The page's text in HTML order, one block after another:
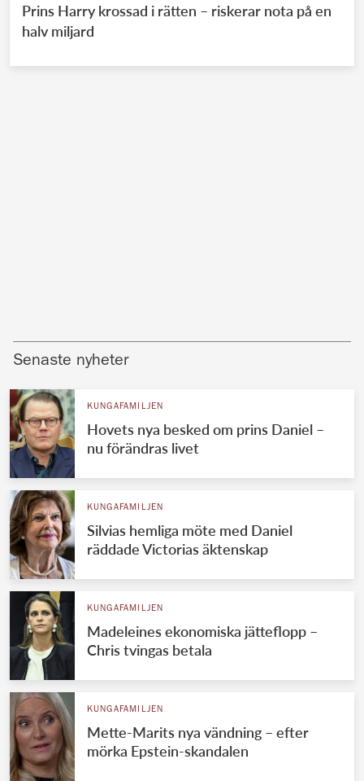
Prins Harry krossad i rätten – riskerar nota på en
halv miljard
Senaste nyheter
KUNGAFAMILJEN
Hovets nya besked om prins Daniel –
nu förändras livet
KUNGAFAMILJEN
Silvias hemliga möte med Daniel
räddade Victorias äktenskap
KUNGAFAMILJEN
Madeleines ekonomiska jätteflopp –
Chris tvingas betala
KUNGAFAMILJEN
Mette-Marits nya vändning – efter
mörka Epstein-skandalen